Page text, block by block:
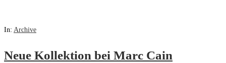
In: Archive
Neue Kollektion bei Marc Cain